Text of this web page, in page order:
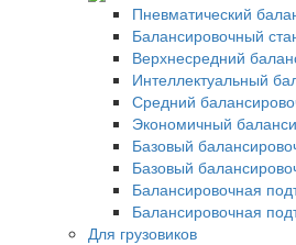
Пневматический
Балансировочный
Верхнесредний
Интеллектуальный
Средний
Экономичный
Базовый
Базовый
Балансировочная
Балансировочная
Для грузовиков